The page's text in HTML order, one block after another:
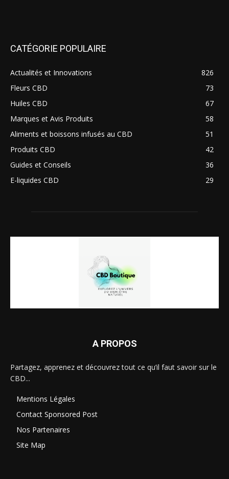
CATÉGORIE POPULAIRE
Actualités et Innovations
826
Fleurs CBD
73
Huiles CBD
67
Marques et Avis Produits
58
Aliments et boissons infusés au CBD
51
Produits CBD
42
Guides et Conseils
36
E-liquides CBD
29
A PROPOS
Partagez, apprenez et découvrez tout ce qu’il faut savoir sur le
CBD...
Mentions Légales
Contact Sponsored Post
Nos Partenaires
Site Map